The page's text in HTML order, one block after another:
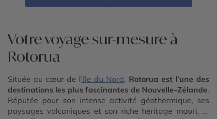
Votre voyage sur-mesure à
Rotorua
Située au cœur de l’île du Nord, Rotorua est l’une des
destinations les plus fascinantes de Nouvelle-Zélande.
Réputée pour son intense activité géothermique, ses
paysages volcaniques et son riche héritage maori, la